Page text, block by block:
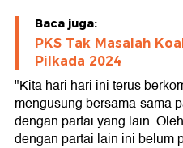
Baca juga:
PKS Tak Masalah
Pilkada 2024
"Kita hari hari ini terus
mengusung bersama-sama
dengan partai yang lain.
dengan partai lain ini belum